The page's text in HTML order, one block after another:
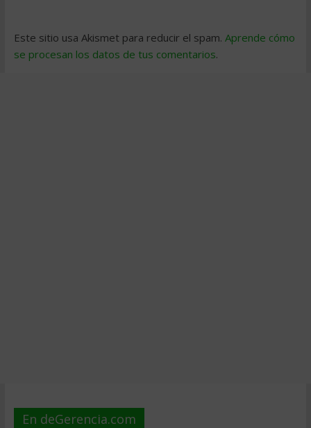
Este sitio usa Akismet para reducir el spam. Aprende cómo
se procesan los datos de tus comentarios.
En deGerencia.com